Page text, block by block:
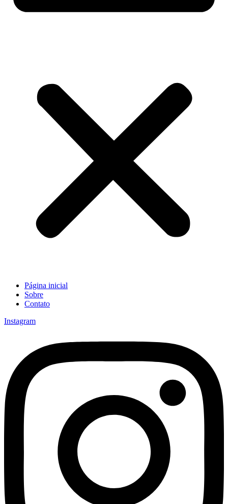
Página inicial
Sobre
Contato
Instagram